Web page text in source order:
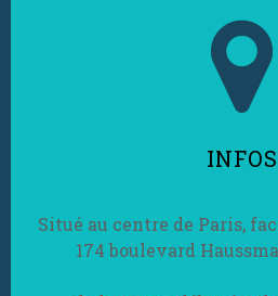

INFOS
Situé au centre de Paris,
174 boulevard